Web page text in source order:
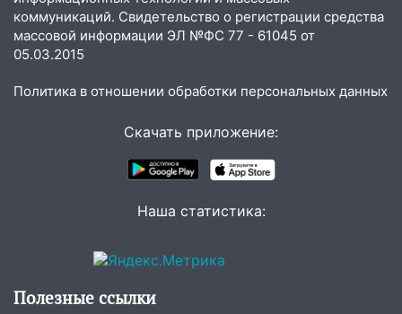
житель Вешкаймского района похитил у
знакомого 191 тысячу рублей
13:14 Ураган оторвал светофор на
Новгородской в Ульяновске и рухнуло
В Заволжском районе дерево
упало во дворе
сорванные крыши, поваленные деревья,
трамваи
коммуникаций. Свидетельство о регистрации средства
массовой информации ЭЛ №ФС 77 - 61045 от
05.03.2015
Политика в отношении обработки персональных данных
Скачать приложение:
Наша статистика:
Полезные ссылки